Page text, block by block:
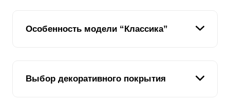
Особенность модели “Классика”
Мы подумали: "Если у нас есть модель "Ранчо", где
планки имитируют доски и располагаются
Выбор декоративного покрытия